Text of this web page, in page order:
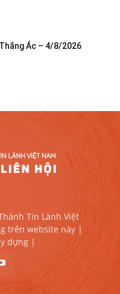
Ác – 4/8/2026
Tin Lành Việt
trên website này |
dựng |